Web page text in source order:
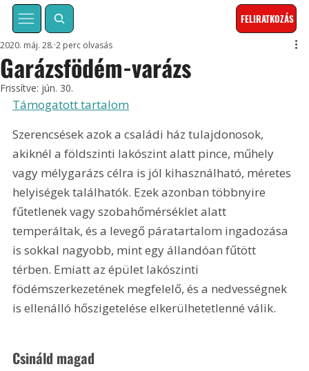
FELIRATKOZÁS
Garázsfödém-varázs
2020. máj. 28. 2 perc olvasás
Frissítve: jún. 30.
Támogatott tartalom
Szerencsések azok a családi ház tulajdonosok,
akiknél a földszinti lakószint alatt pince, műhely
vagy mélygarázs célra is jól kihasználható, méretes
helyiségek találhatók. Ezek azonban többnyire
fűtetlenek vagy szobahőmérséklet alatt
temperáltak, és a levegő páratartalom ingadozása
is sokkal nagyobb, mint egy állandóan fűtött
térben. Emiatt az épület lakószinti
födémszerkezetének megfelelő, és a nedvességnek
is ellenálló hőszigetelése elkerülhetetlenné válik.
Csináld magad